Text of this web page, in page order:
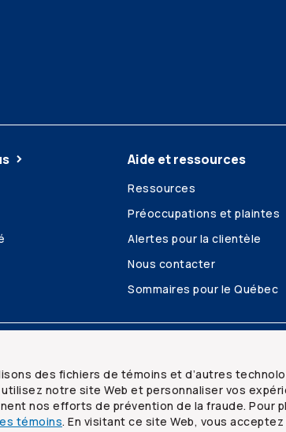
des fichiers de témoins et d’autres
notre site Web et personnaliser vos
nos efforts de prévention de la fraude. Pour
témoins. En visitant ce site Web, vous acceptez
Aide et ressources
Ressources
Préoccupations et plaintes
Alertes pour la clientèle
Nous contacter
Sommaires pour le Québec